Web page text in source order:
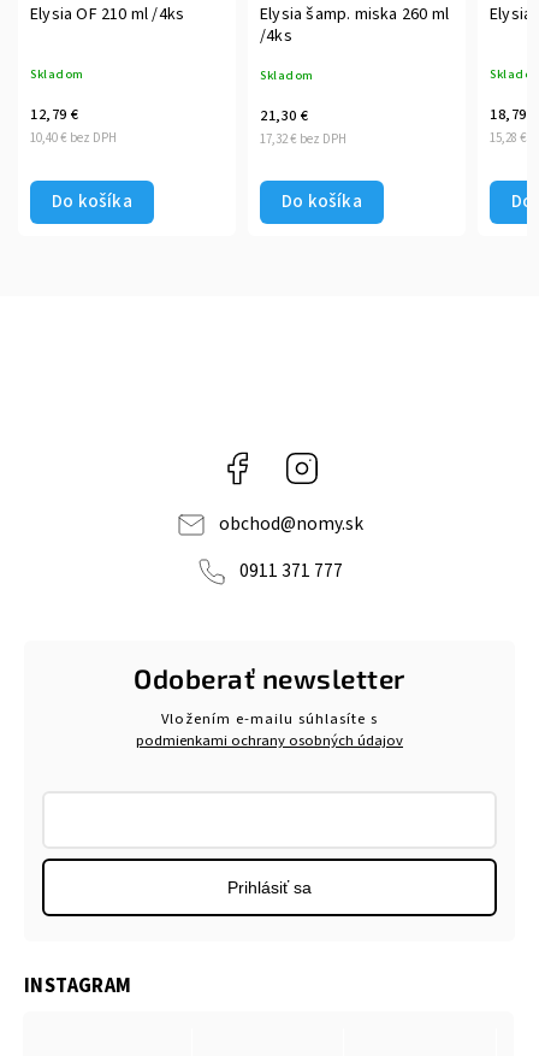
Elysia OF 210 ml /4ks
Skladom
10,40 € bez DPH
12,79 €
Do košíka
Elysia šamp. miska 260 ml
/4ks
Skladom
17,32 € bez DPH
21,30 €
Do košíka
Elysia
15,28 €
18,79 €
Facebook
obchod@nomy.sk
0911 371 777
Odoberať newsletter
Vložením e-mailu súhlasíte s
podmienkami ochrany osobných údajov
Prihlásiť sa
INSTAGRAM